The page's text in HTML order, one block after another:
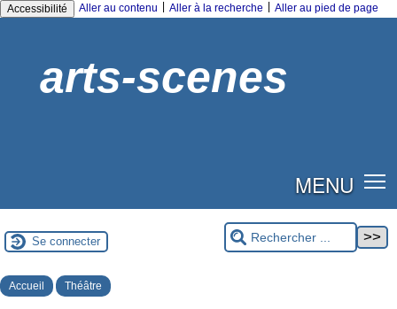
Accessibilité Aller au contenu Aller à la recherche Aller au pied de page
arts-scenes
MENU
Se connecter
Accueil Théâtre